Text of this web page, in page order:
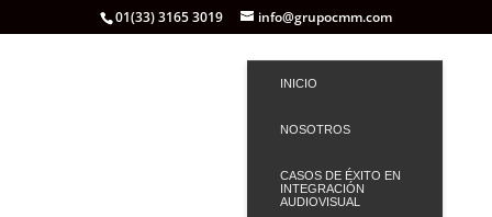
01(33) 3165 3019 info@grupocmm.com
INICIO
NOSOTROS
CASOS DE ÉXITO EN
INTEGRACIÓN
AUDIOVISUAL